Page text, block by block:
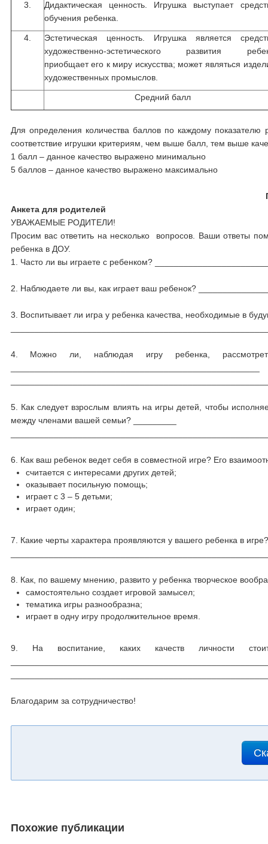
3.
Дидактическая ценность. Игрушка выступает
обучения ребенка.
4.
Эстетическая ценность. Игрушка является
художественно-эстетического развития
приобщает его к миру искусства; может являться
художественных промыслов.
Средний балл
Для определения количества баллов по каждому
соответствие игрушки критериям, чем выше балл, тем выше
1 балл – данное качество выражено минимально
5 баллов – данное качество выражено максимально
Анкета для родителей
УВАЖАЕМЫЕ РОДИТЕЛИ!
Просим вас ответить на несколько вопросов. Ваши ответы
ребенка в ДОУ.
1. Часто ли вы играете с ребенком?
2. Наблюдаете ли вы, как играет ваш ребенок?
3. Воспитывает ли игра у ребенка качества, необходимые в
4. Можно ли, наблюдая игру ребенка,
5. Как следует взрослым влиять на игры детей, чтобы
между членами вашей семьи? _________
6. Как ваш ребенок ведет себя в совместной игре? Его
считается с интересами других детей;
оказывает посильную помощь;
играет с 3 – 5 детьми;
играет один;
7. Какие черты характера проявляются у вашего ребенка в
8. Как, по вашему мнению, развито у ребенка творческое
самостоятельно создает игровой замысел;
тематика игры разнообразна;
играет в одну игру продолжительное время.
9. На воспитание, каких качеств личности
Благодарим за сотрудничество!
Похожие публикации